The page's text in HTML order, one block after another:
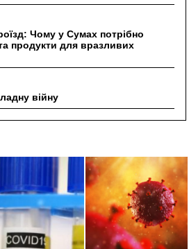
Чому у Сумах потрібно
продукти для вразливих
війну